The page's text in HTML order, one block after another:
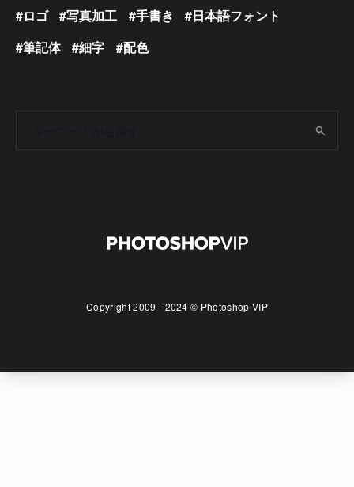
ロゴ
写真加工 手書き
日本語フォント
筆記体
細字 配色
Copyright 2009 - 2024 © Photoshop VIP